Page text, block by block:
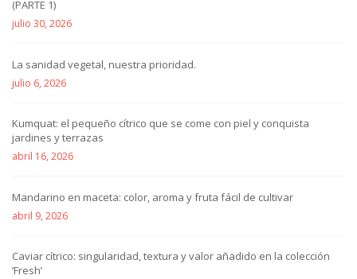
(PARTE 1)
julio 30, 2026
La sanidad vegetal, nuestra prioridad.
julio 6, 2026
Kumquat: el pequeño cítrico que se come con piel y conquista
jardines y terrazas
abril 16, 2026
Mandarino en maceta: color, aroma y fruta fácil de cultivar
abril 9, 2026
Caviar cítrico: singularidad, textura y valor añadido en la colección
‘Fresh’